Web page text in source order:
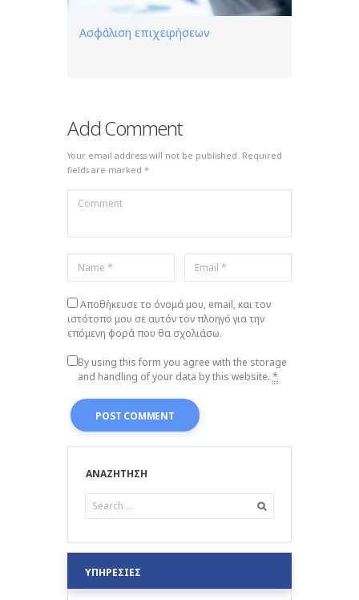
Ασφάλιση επιχειρήσεων
Add Comment
Your email address will not be published. Required
fields are marked *
Αποθήκευσε το όνομά μου, email, και τον
ιστότοπο μου σε αυτόν τον πλοηγό για την
επόμενη φορά που θα σχολιάσω.
By using this form you agree with the storage
and handling of your data by this website. *
ΑΝΑΖΗΤΗΣΗ
ΥΠΗΡΕΣΙΕΣ